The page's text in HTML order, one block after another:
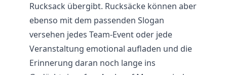
Rucksack übergibt. Rucksäcke können aber
ebenso mit dem passenden Slogan
versehen jedes Team-Event oder jede
Veranstaltung emotional aufladen und die
Erinnerung daran noch lange ins